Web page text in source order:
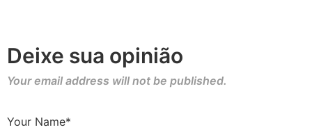
Deixe sua opinião
Your email address will not be published.
Your Name*